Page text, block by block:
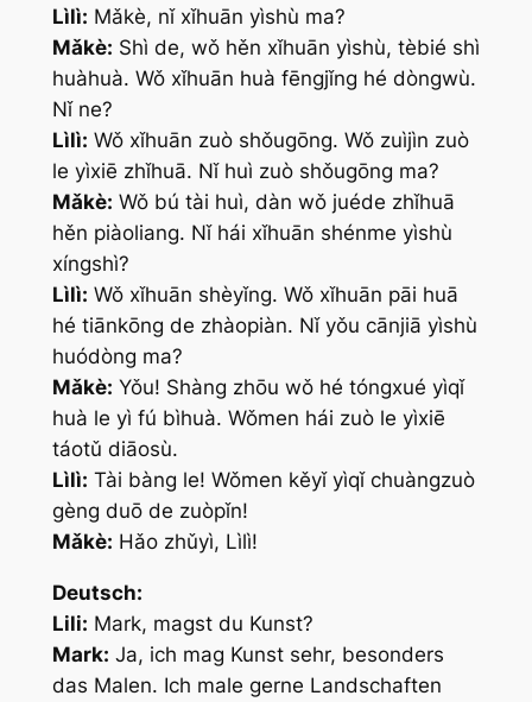
Lìlì: Mǎkè, nǐ xǐhuān yìshù ma?
Mǎkè: Shì de, wǒ hěn xǐhuān yìshù, tèbié shì
huàhuà. Wǒ xǐhuān huà fēngjǐng hé dòngwù.
Nǐ ne?
Lìlì: Wǒ xǐhuān zuò shǒugōng. Wǒ zuìjìn zuò
le yìxiē zhǐhuā. Nǐ huì zuò shǒugōng ma?
Mǎkè: Wǒ bú tài huì, dàn wǒ juéde zhǐhuā
hěn piàoliang. Nǐ hái xǐhuān shénme yìshù
xíngshì?
Lìlì: Wǒ xǐhuān shèyǐng. Wǒ xǐhuān pāi huā
hé tiānkōng de zhàopiàn. Nǐ yǒu cānjiā yìshù
huódòng ma?
Mǎkè: Yǒu! Shàng zhōu wǒ hé tóngxué yìqǐ
huà le yì fú bìhuà. Wǒmen hái zuò le yìxiē
táotǔ diāosù.
Lìlì: Tài bàng le! Wǒmen kěyǐ yìqǐ chuàngzuò
gèng duō de zuòpǐn!
Mǎkè: Hǎo zhǔyì, Lìlì!
Deutsch:
Lili: Mark, magst du Kunst?
Mark: Ja, ich mag Kunst sehr, besonders
das Malen. Ich male gerne Landschaften